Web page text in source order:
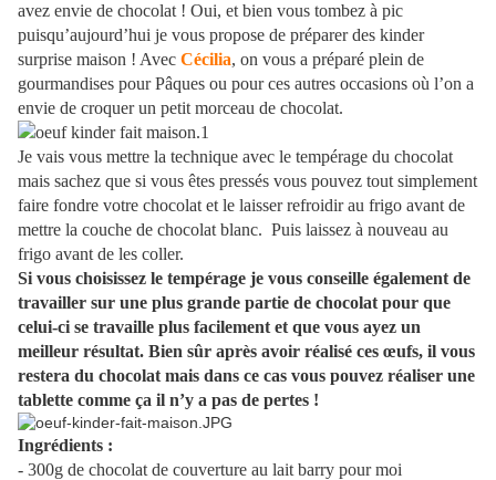
avez envie de chocolat ! Oui, et bien vous tombez à pic
puisqu’aujourd’hui je vous propose de préparer des kinder
surprise maison ! Avec Cécilia, on vous a préparé plein de
gourmandises pour Pâques ou pour ces autres occasions où l’on a
envie de croquer un petit morceau de chocolat.
Je vais vous mettre la technique avec le tempérage du chocolat
mais sachez que si vous êtes pressés vous pouvez tout simplement
faire fondre votre chocolat et le laisser refroidir au frigo avant de
mettre la couche de chocolat blanc. Puis laissez à nouveau au
frigo avant de les coller.
Si vous choisissez le tempérage je vous conseille également de
travailler sur une plus grande partie de chocolat pour que
celui-ci se travaille plus facilement et que vous ayez un
meilleur résultat. Bien sûr après avoir réalisé ces œufs, il vous
restera du chocolat mais dans ce cas vous pouvez réaliser une
tablette comme ça il n’y a pas de pertes !
Ingrédients :
- 300g de chocolat de couverture au lait barry pour moi